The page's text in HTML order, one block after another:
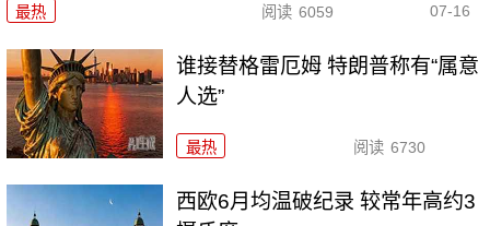
最热 阅读 6059 07-16
谁接替格雷厄姆 特朗普称有“属意
人选”
最热 阅读 6730
西欧6月均温破纪录 较常年高约3